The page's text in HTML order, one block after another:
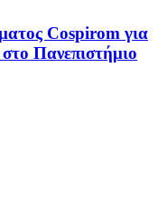
Cospirom για
Πανεπιστήμιο